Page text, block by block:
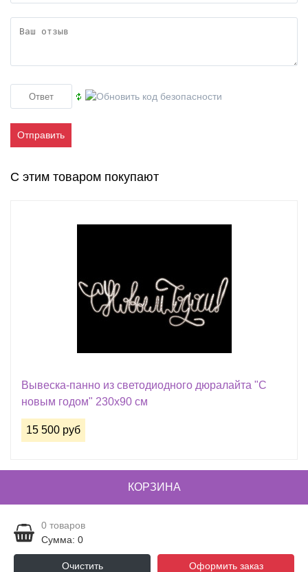
Отправить
С этим товаром покупают
Вывеска-панно из светодиодного дюралайта "С
новым годом" 230х90 см
15 500 руб
КОРЗИНА
0 товаров
Сумма: 0
Очистить Оформить заказ